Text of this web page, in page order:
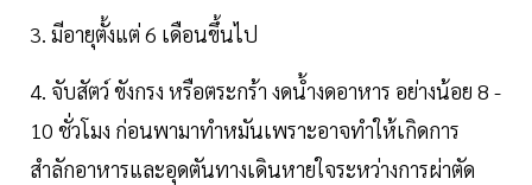
3. มีอายุตั้งแต่ 6 เดือนขึ้นไป
4. จับสัตว์ ขังกรง หรือตระกร้า งดน้ำงดอาหาร อย่างน้อย 8 -
10 ชั่วโมง ก่อนพามาทำหมันเพราะอาจทำให้เกิดการ
สำลักอาหารและอุดตันทางเดินหายใจระหว่างการผ่าตัด